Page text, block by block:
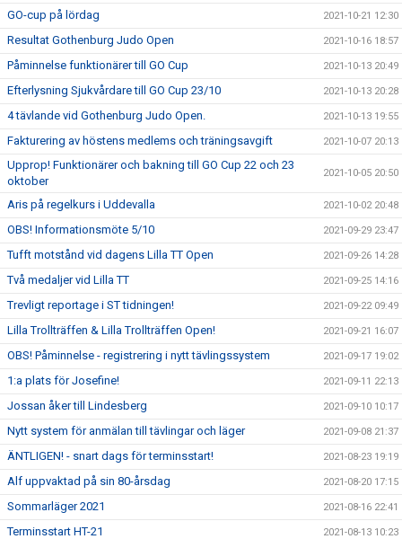
GO-cup på lördag 2021-10-21 12:30
Resultat Gothenburg Judo Open 2021-10-16 18:57
Påminnelse funktionärer till GO Cup 2021-10-13 20:49
Efterlysning Sjukvårdare till GO Cup 23/10 2021-10-13 20:28
4 tävlande vid Gothenburg Judo Open. 2021-10-13 19:55
Fakturering av höstens medlems och träningsavgift 2021-10-07 20:13
Upprop! Funktionärer och bakning till GO Cup 22 och 23
oktober
2021-10-05 20:50
Aris på regelkurs i Uddevalla 2021-10-02 20:48
OBS! Informationsmöte 5/10 2021-09-29 23:47
Tufft motstånd vid dagens Lilla TT Open 2021-09-26 14:28
Två medaljer vid Lilla TT 2021-09-25 14:16
Trevligt reportage i ST tidningen! 2021-09-22 09:49
Lilla Trollträffen & Lilla Trollträffen Open! 2021-09-21 16:07
OBS! Påminnelse - registrering i nytt tävlingssystem 2021-09-17 19:02
1:a plats för Josefine! 2021-09-11 22:13
Jossan åker till Lindesberg 2021-09-10 10:17
Nytt system för anmälan till tävlingar och läger 2021-09-08 21:37
ÄNTLIGEN! - snart dags för terminsstart! 2021-08-23 19:19
Alf uppvaktad på sin 80-årsdag 2021-08-20 17:15
Sommarläger 2021 2021-08-16 22:41
Terminsstart HT-21 2021-08-13 10:23